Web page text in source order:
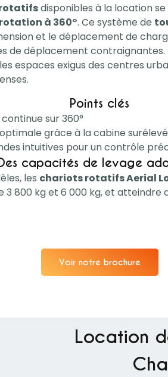
disponibles à la location
à 360°. Ce système de
et le déplacement de
de déplacement contraignantes.
espaces exigus des centres
Points clés
sur 360°
grâce à la cabine
intuitives pour un contrôle
capacités de levage
les chariots rotatifs Aerial
3 800 kg et 6 000 kg, et atteindre
Voir notre brochure
Location